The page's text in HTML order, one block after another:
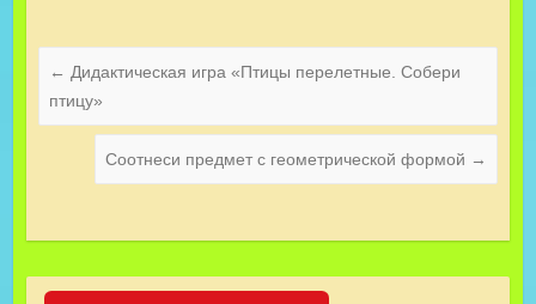
← Дидактическая игра «Птицы перелетные. Собери
птицу»
Соотнеси предмет с геометрической формой →